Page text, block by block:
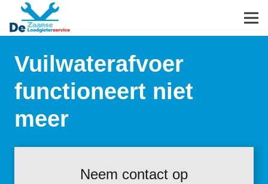
Vuilwaterafvoer
functioneert niet
meer
Neem contact op